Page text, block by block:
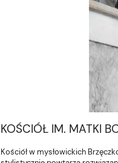
KOŚCIÓŁ IM. MATKI
Kościół w mysłowickich